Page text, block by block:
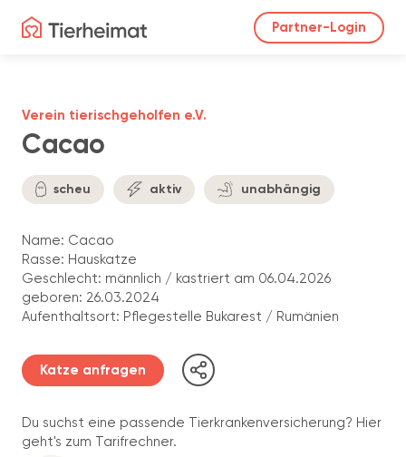
Partner-Login
Cacao
Verein tierischgeholfen e.V.
scheu aktiv unabhängig
Name: Cacao
Rasse: Hauskatze
Geschlecht: männlich / kastriert am 06.04.2026
geboren: 26.03.2024
Aufenthaltsort: Pflegestelle Bukarest / Rumänien
Katze anfragen
Du suchst eine passende Tierkrankenversicherung? Hier
geht's zum Tarifrechner.